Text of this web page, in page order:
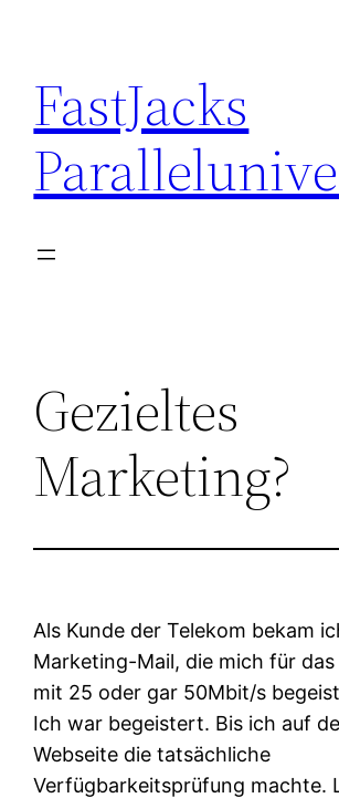
content
FastJacks
Gezieltes
Marketing?
Als Kunde der Telekom bekam
Marketing-Mail, die mich für das
mit 25 oder gar 50Mbit/s
Ich war begeistert. Bis ich auf
Webseite die tatsächliche
Verfügbarkeitsprüfung machte.